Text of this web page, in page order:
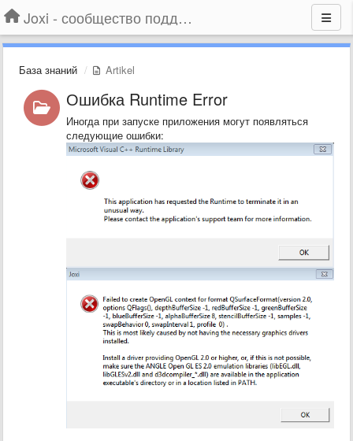
Joxi - сообщество поддержки
База знаний Artikel
Ошибка Runtime Error
Иногда при запуске приложения могут появляться
следующие ошибки: